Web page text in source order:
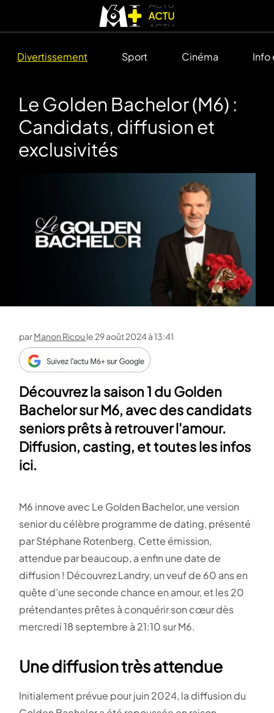
Divertissement Sport Cinéma Info
Le Golden Bachelor (M6) :
Candidats, diffusion et
exclusivités
parManon Ricou le 29 août 2024 à 13:41
Découvrez la saison 1 du Golden
Bachelor sur M6, avec des candidats
seniors prêts à retrouver l'amour.
Diffusion, casting, et toutes les infos
ici.
M6 innove avec Le Golden Bachelor, une version
senior du célèbre programme de dating, présenté
par Stéphane Rotenberg. Cette émission,
attendue par beaucoup, a enfin une date de
diffusion ! Découvrez Landry, un veuf de 60 ans en
quête d’une seconde chance en amour, et les 20
prétendantes prêtes à conquérir son cœur dès
mercredi 18 septembre à 21:10 sur M6.
Une diffusion très attendue
Initialement prévue pour juin 2024, la diffusion du